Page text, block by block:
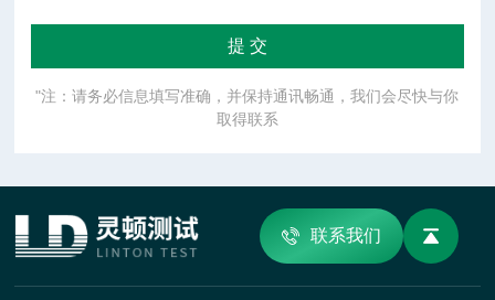
"注：请务必信息填写准确，并保持通讯畅通，我们会尽快与你
取得联系
联系我们